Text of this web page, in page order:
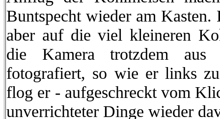
Buntspecht wieder am
aber auf die viel kleineren
die Kamera trotzdem aus
fotografiert, so wie er links
flog er - aufgeschreckt vom
unverrichteter Dinge wieder